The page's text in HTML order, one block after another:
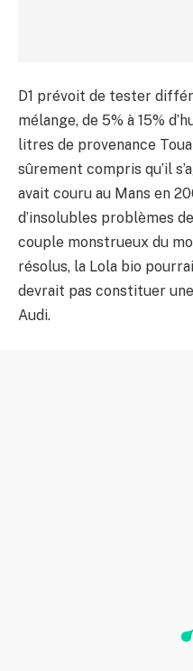
D1 prévoit de tester
mélange, de 5% à 15%
litres de provenance
sûrement compris qu’il
avait couru au Mans en
d’insolubles problèmes
couple monstrueux du
résolus, la Lola bio
devrait pas constituer
Audi.